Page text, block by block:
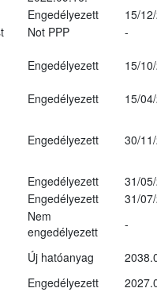
Engedélyezett
15/
Not PPP
-
Engedélyezett 15/
Engedélyezett
15/
Engedélyezett 30/
Engedélyezett
31/
Engedélyezett
31/
Nem
engedélyezett
-
Új hatóanyag
Engedélyezett